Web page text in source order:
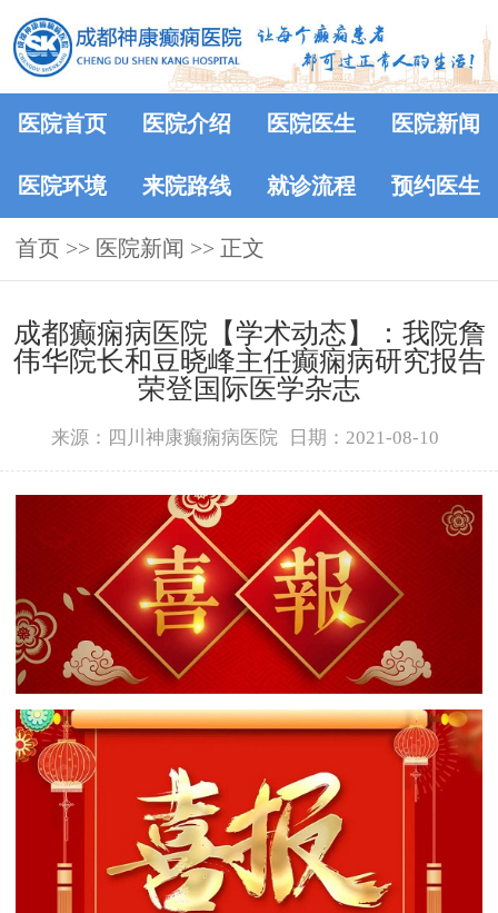
医院首页 医院介绍 医院医生 医院新闻
医院环境 来院路线 就诊流程 预约医生
首页 >> 医院新闻 >> 正文
成都癫痫病医院【学术动态】：我院詹
伟华院长和豆晓峰主任癫痫病研究报告
荣登国际医学杂志
来源：四川神康癫痫病医院 日期：2021-08-10